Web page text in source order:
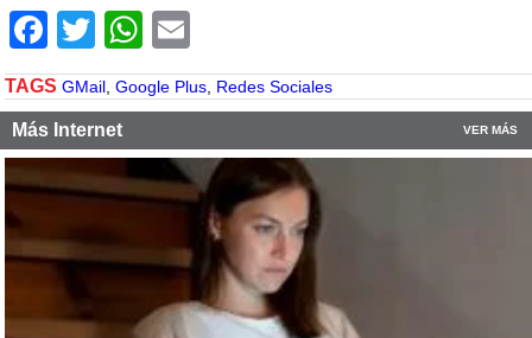
Facebook
TwitterWhatsApp
TAGS GMail, Google Plus, Redes Sociales
Más Internet VER MÁS